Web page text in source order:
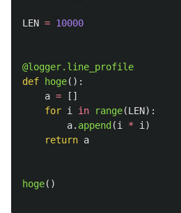
LEN = 10000
@logger.line_profile
def
hoge():
a =
[]
for i in range(LEN):
a. append (i * i )
return a
hoge()